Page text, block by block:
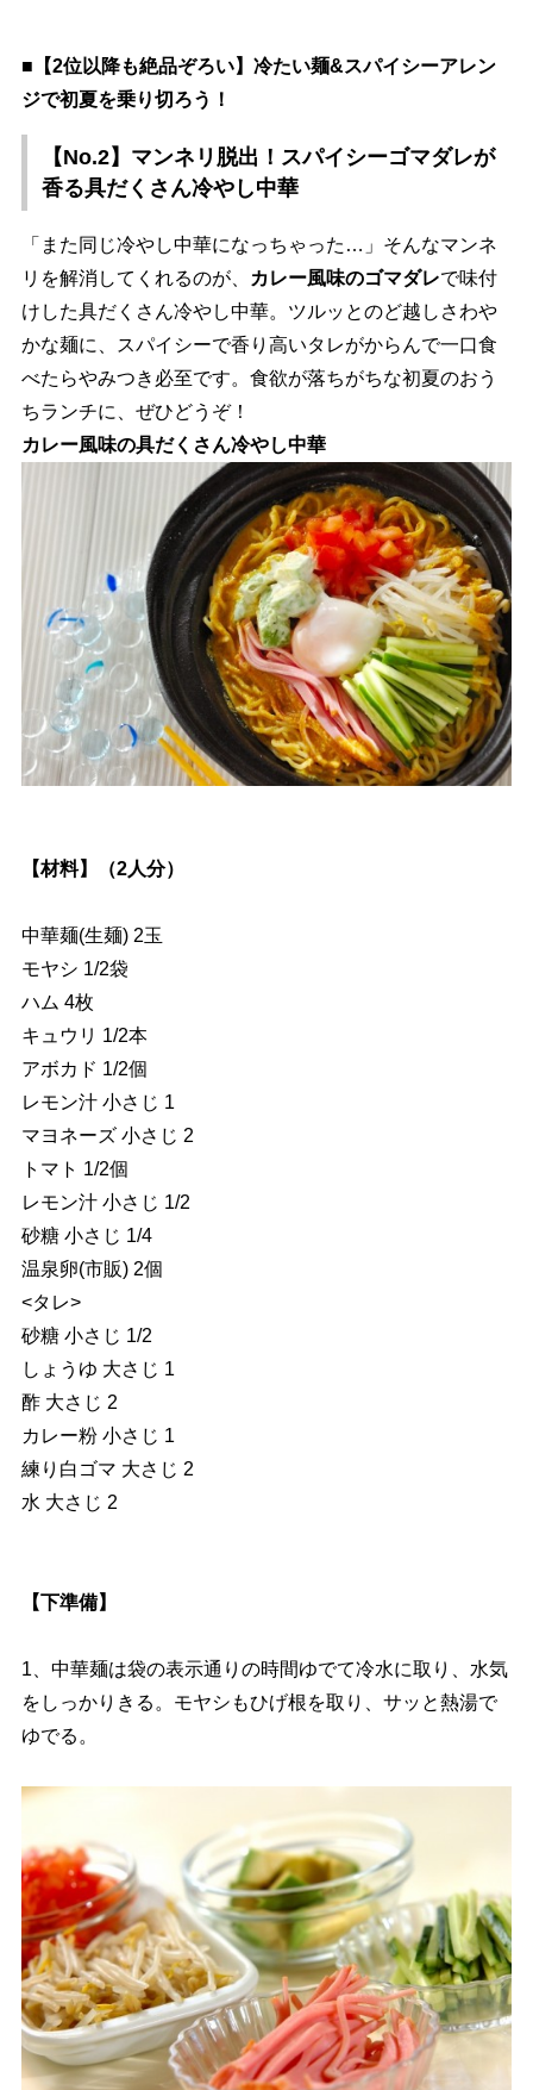
■【2位以降も絶品ぞろい】冷たい麺&スパイシーアレン
ジで初夏を乗り切ろう！
【No.2】マンネリ脱出！スパイシーゴマダレが
香る具だくさん冷やし中華
「また同じ冷やし中華になっちゃった…」そんなマンネ
リを解消してくれるのが、
カレー風味のゴマダレで味付
けした具だくさん冷やし中華。ツルッとのど越しさわ
かな麺に、スパイシーで香り高いタレがからんで一口食
べたらやみつき必至です。食欲が落ちがちな初夏のおう
ちランチに、ぜひどうぞ！
カレー風味の具だくさん冷やし中華
【材料】（2人分）
中華麺(生麺) 2玉
モヤシ 1/2袋
ハム 4枚
キュウリ 1/2本
アボカド 1/2個
レモン汁 小さじ 1
マヨネーズ 小さじ 2
トマト 1/2個
レモン汁 小さじ 1/2
砂糖 小さじ 1/4
温泉卵(市販) 2個
<タレ>
砂糖 小さじ 1/2
しょうゆ 大さじ 1
酢 大さじ 2
カレー粉 小さじ 1
練り白ゴマ 大さじ 2
水 大さじ 2
【下準備】
1、中華麺は袋の表示通りの時間ゆでて冷水に取り、水気
をしっかりきる。モヤシもひげ根を取り、サッと熱湯で
ゆでる。